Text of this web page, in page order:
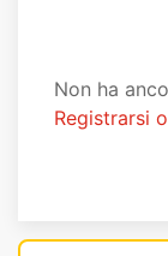
Non ha
Registrarsi